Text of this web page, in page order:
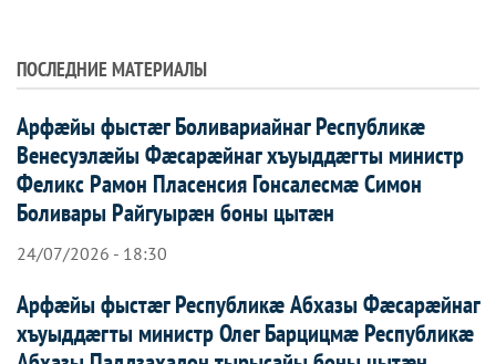
ПОСЛЕДНИЕ МАТЕРИАЛЫ
Арфæйы фыстæг Боливариайнаг Республикæ
Венесуэлæйы Фæсарæйнаг хъуыддæгты министр
Феликс Рамон Пласенсия Гонсалесмæ Симон
Боливары Райгуырæн боны цытæн
24/07/2026 - 18:30
Арфæйы фыстæг Республикæ Абхазы Фæсарæйнаг
хъуыддæгты министр Олег Барцицмæ Республикæ